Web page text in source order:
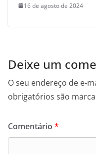
16 de agosto de 2024
Deixe um
O seu endereço de e-
obrigatórios são
Comentário *